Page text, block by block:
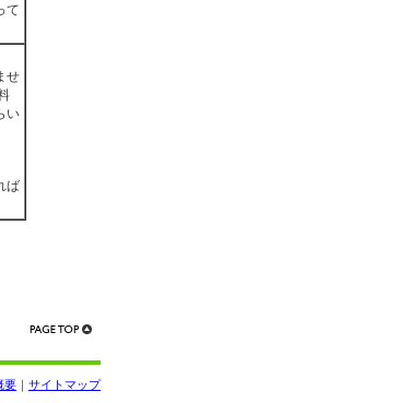
て
せ
い
ば
サイトマップ
要 ｜